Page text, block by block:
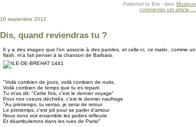
Published by Bob - dans Musique
commenter cet article
10 septembre 2012
Dis, quand reviendras tu ?
Il y a des images que l'on associe à des paroles, et celle-ci, ce matin, comme un
flash, m'a fait penser à la chanson de Barbara.
"Voilà combien de jours, voilà combien de nuits,
Voilà combien de temps que tu es reparti
Tu m'as dit: "Cette fois, c'est le dernier voyage"
Pour nos coeurs déchirés, c'est le dernier naufrage
"Au printemps, tu verras, je serai de retour
Le printemps, c'est joli pour se parler d'amour
Nous irons voir ensemble les jardins refleuris
Et déambulerons dans les rues de Paris!"